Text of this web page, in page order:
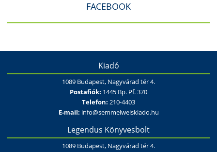
FACEBOOK
Kiadó
1089 Budapest, Nagyvárad tér 4.
Postafiók: 1445 Bp. Pf. 370
Telefon: 210-4403
E-mail: info@semmelweiskiado.hu
Legendus Könyvesbolt
1089 Budapest, Nagyvárad tér 4.